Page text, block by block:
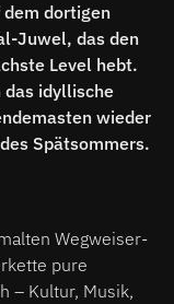
dem dortigen
Juwel, das den
Level hebt.
idyllische
wieder
Spätsommers.
Wegweiser-
pure
– Kultur, Musik,